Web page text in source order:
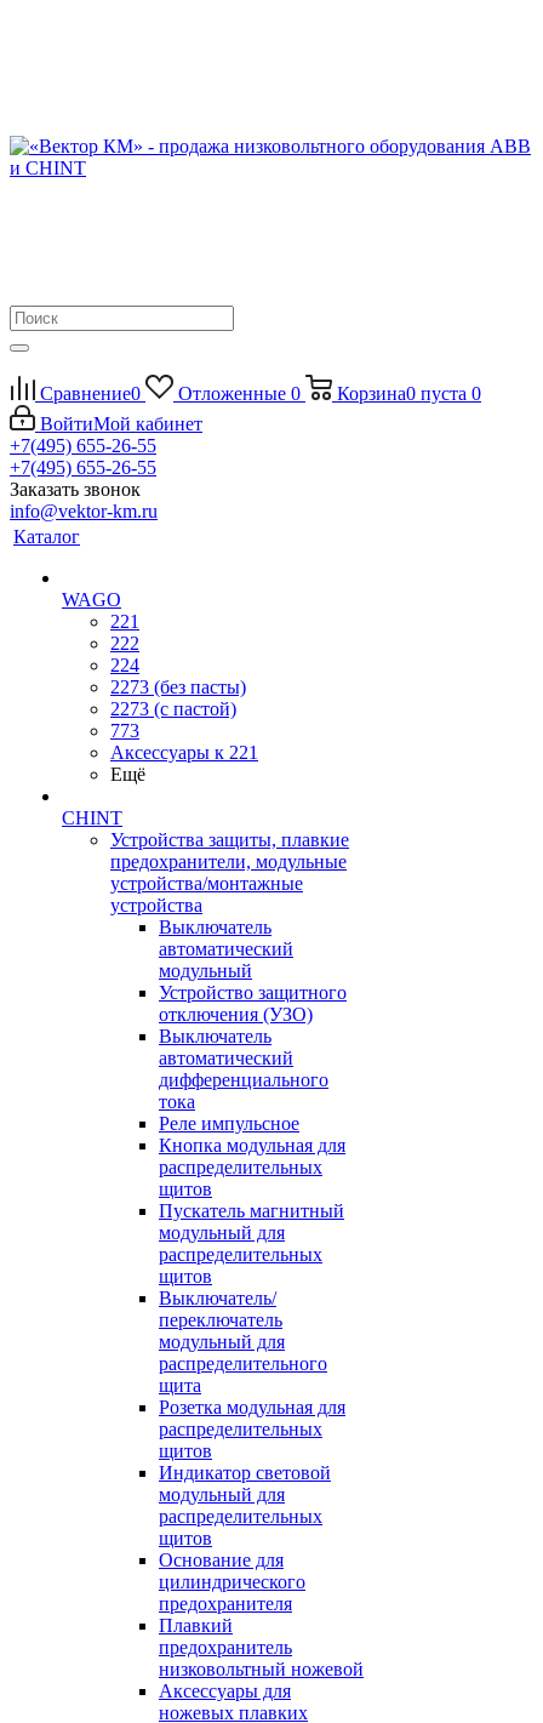
Сравнение0 Отложенные 0 Корзина0 пуста 0
ВойтиМой кабинет
+7(495) 655-26-55
+7(495) 655-26-55
Заказать звонок
info@vektor-km.ru
Каталог
WAGO
221
222
224
2273 (без пасты)
2273 (с пастой)
773
Аксессуары к 221
Ещё
CHINT
Устройства защиты, плавкие
предохранители, модульные
устройства/монтажные
устройства
Выключатель
автоматический
модульный
Устройство защитного
отключения (УЗО)
Выключатель
автоматический
дифференциального
тока
Реле импульсное
Кнопка модульная для
распределительных
щитов
Пускатель магнитный
модульный для
распределительных
щитов
Выключатель/
переключатель
модульный для
распределительного
щита
Розетка модульная для
распределительных
щитов
Индикатор световой
модульный для
распределительных
щитов
Основание для
цилиндрического
предохранителя
Плавкий
предохранитель
низковольтный ножевой
Аксессуары для
ножевых плавких